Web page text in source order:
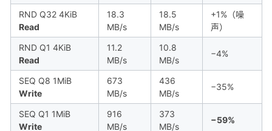
RND Q32 4KiB
Read
18.3
MB/s
18.5
MB/s
+1%（噪
声）
RND Q1 4KiB
Read
11.2
MB/s
10.8
MB/s
−4%
SEQ Q8 1MiB
Write
673
MB/s
436
MB/s
−35%
SEQ Q1 1MiB
Write
916
MB/s
373
MB/s
−59%